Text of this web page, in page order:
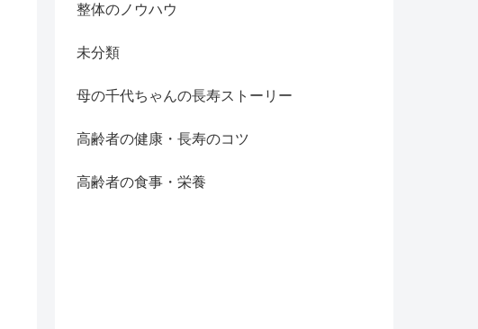
整体のノウハウ
未分類
母の千代ちゃんの長寿ストーリー
高齢者の健康・長寿のコツ
高齢者の食事・栄養